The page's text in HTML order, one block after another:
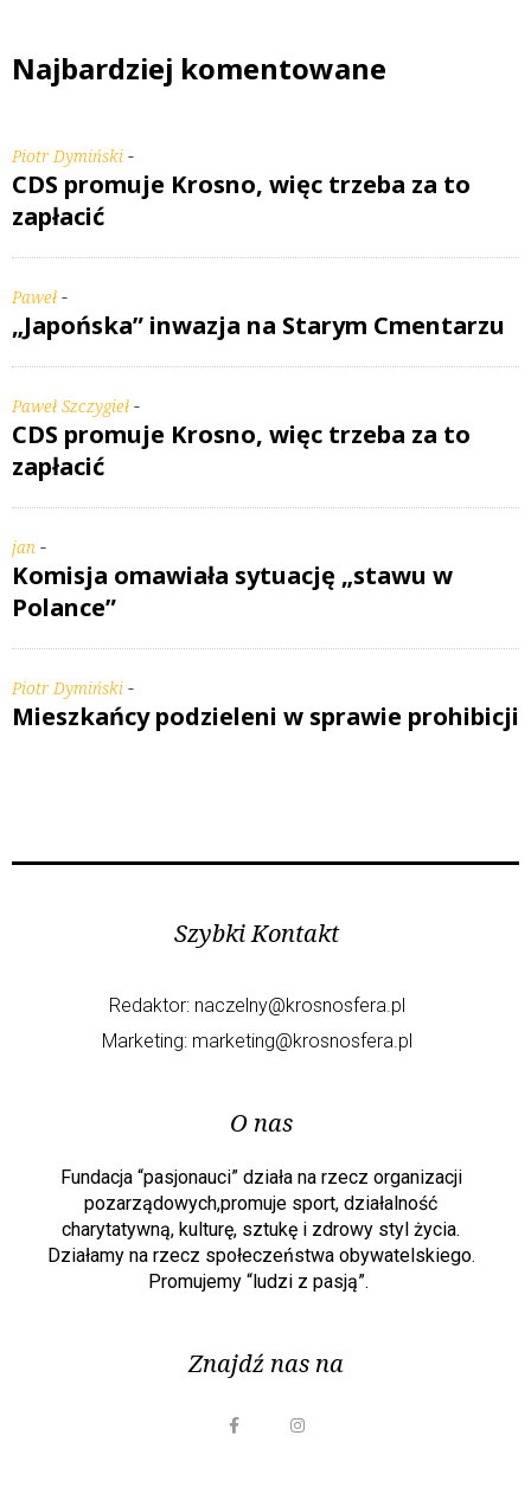
Najbardziej komentowane
Piotr Dymiński -
CDS promuje Krosno, więc trzeba za to
zapłacić
Paweł -
„Japońska” inwazja na Starym Cmentarzu
Paweł Szczygieł -
CDS promuje Krosno, więc trzeba za to
zapłacić
jan -
Komisja omawiała sytuację „stawu w
Polance”
Piotr Dymiński -
Mieszkańcy podzieleni w sprawie prohibicji
Szybki Kontakt
Redaktor: naczelny@krosnosfera.pl
Marketing: marketing@krosnosfera.pl
O nas
Fundacja “pasjonauci” działa na rzecz organizacji
pozarządowych,promuje sport, działalność
charytatywną, kulturę, sztukę i zdrowy styl życia.
Działamy na rzecz społeczeństwa obywatelskiego.
Promujemy “ludzi z pasją”.
Znajdź nas na